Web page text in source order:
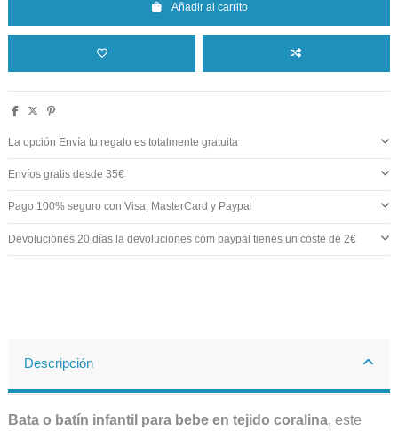
Añadir al carrito
La opción Envía tu regalo es totalmente gratuita
Envíos gratis desde 35€
Pago 100% seguro con Visa, MasterCard y Paypal
Devoluciones 20 días la devoluciones com paypal tienes un coste de 2€
Descripción
Bata o batín infantil para bebe en tejido coralina, este